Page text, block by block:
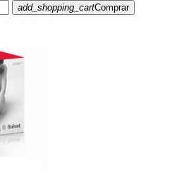
add_shopping_cartComprar